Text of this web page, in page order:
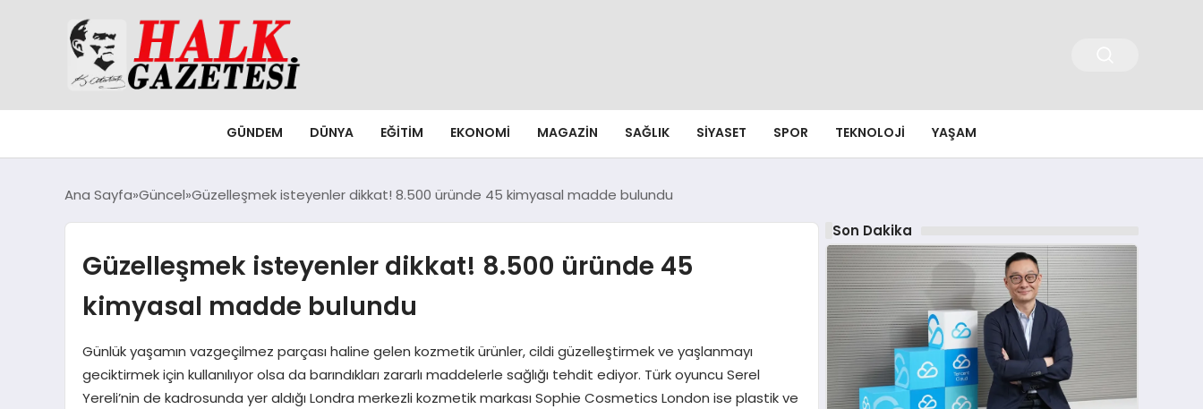
GÜNDEM DÜNYA EĞITIM EKONOMI MAGAZIN SAĞLIK SIYASET SPOR TEKNOLOJI YAŞAM
Ana Sayfa Güncel Güzelleşmek isteyenler dikkat! 8.500 üründe 45 kimyasal madde bulundu
Güzelleşmek isteyenler dikkat! 8.500 üründe 45
kimyasal madde bulundu
Günlük yaşamın vazgeçilmez parçası haline gelen kozmetik ürünler, cildi güzelleştirmek ve yaşlanmayı
geciktirmek için kullanılıyor olsa da barındıkları zararlı maddelerle sağlığı tehdit ediyor. Türk oyuncu Serel
Yereli’nin de kadrosunda yer aldığı Londra merkezli kozmetik markası Sophie Cosmetics London ise plastik ve
Son Dakika